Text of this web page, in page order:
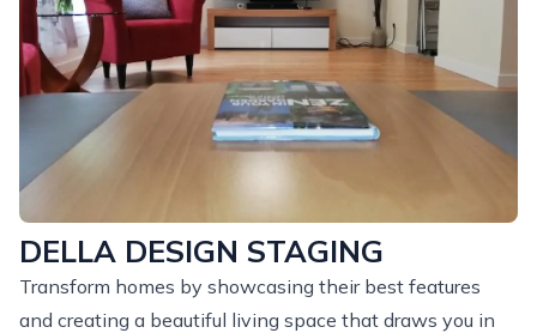
DELLA DESIGN STAGING
Transform homes by showcasing their best features
and creating a beautiful living space that draws you in